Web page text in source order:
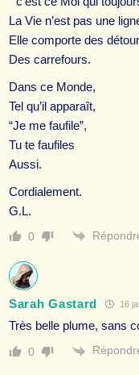
La Vie n’est pas une
Elle comporte des
Des carrefours.
Dans ce Monde,
Tel qu’il apparaît,
“Je me faufile”,
Tu te faufiles
Aussi.
Cordialement.
G.L.
0
Sarah Gastard 16
Très belle plume, sans
0